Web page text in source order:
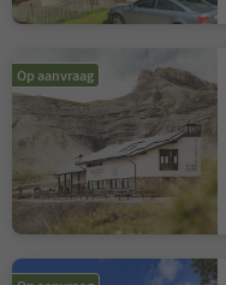
Op aanvraag